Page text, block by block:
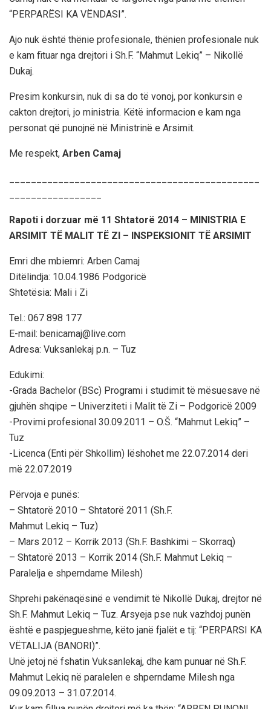
“PERPARËSI KA VËNDASI”.
Ajo nuk është thënie profesionale, thënien profesionale nuk
e kam fituar nga drejtori i Sh.F. “Mahmut Lekiq” – Nikollë
Dukaj.
Presim konkursin, nuk di sa do të vonoj, por konkursin e
cakton drejtori, jo ministria. Këtë informacion e kam nga
personat që punojnë në Ministrinë e Arsimit.
Me respekt, Arben Camaj
Rapoti i dorzuar më 11 Shtatorë 2014 – MINISTRIA E
ARSIMIT TË MALIT TË ZI – INSPEKSIONIT TË ARSIMIT
Emri dhe mbiemri: Arben Camaj
Ditëlindja: 10.04.1986 Podgoricë
Shtetësia: Mali i Zi
Tel.: 067 898 177
E-mail: benicamaj@live.com
Adresa: Vuksanlekaj p.n. – Tuz
Edukimi:
-Grada Bachelor (BSc) Programi i studimit të mësuesave në
gjuhën shqipe – Univerziteti i Malit të Zi – Podgoricë 2009
-Provimi profesional 30.09.2011 – O.Š. “Mahmut Lekiq” –
Tuz
-Licenca (Enti për Shkollim) lëshohet me 22.07.2014 deri
më 22.07.2019
Përvoja e punës:
– Shtatorë 2010 – Shtatorë 2011 (Sh.F.
Mahmut Lekiq – Tuz)
– Mars 2012 – Korrik 2013 (Sh.F. Bashkimi – Skorraq)
– Shtatorë 2013 – Korrik 2014 (Sh.F. Mahmut Lekiq –
Paralelja e shperndame Milesh)
Shprehi pakënaqësinë e vendimit të Nikollë Dukaj, drejtor në
Sh.F. Mahmut Lekiq – Tuz. Arsyeja pse nuk vazhdoj punën
është e paspjegueshme, këto janë fjalët e tij: “PERPARSI KA
VËTALIJA (BANORI)”.
Unë jetoj në fshatin Vuksanlekaj, dhe kam punuar në Sh.F.
Mahmut Lekiq në paralelen e shperndame Milesh nga
09.09.2013 – 31.07.2014.